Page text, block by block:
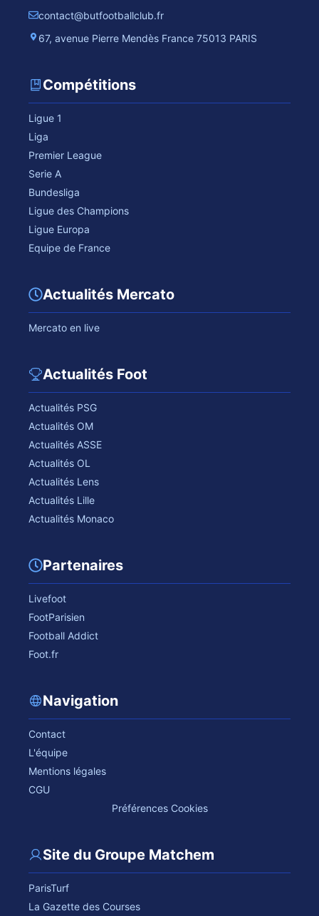
contact@butfootballclub.fr
67, avenue Pierre Mendès France 75013 PARIS
Compétitions
Ligue 1
Liga
Premier League
Serie A
Bundesliga
Ligue des Champions
Ligue Europa
Equipe de France
Actualités Mercato
Mercato en live
Actualités Foot
Actualités PSG
Actualités OM
Actualités ASSE
Actualités OL
Actualités Lens
Actualités Lille
Actualités Monaco
Partenaires
Livefoot
FootParisien
Football Addict
Foot.fr
Navigation
Contact
L'équipe
Mentions légales
CGU
Préférences Cookies
Site du Groupe Matchem
ParisTurf
La Gazette des Courses